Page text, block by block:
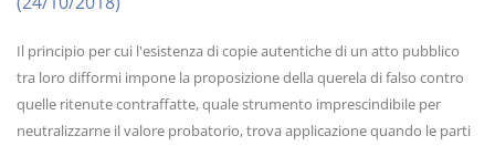
Il principio per cui l'esistenza di copie autentiche di un atto pubblico
tra loro difformi impone la proposizione della querela di falso contro
quelle ritenute contraffatte, quale strumento imprescindibile per
neutralizzarne il valore probatorio, trova applicazione quando le parti